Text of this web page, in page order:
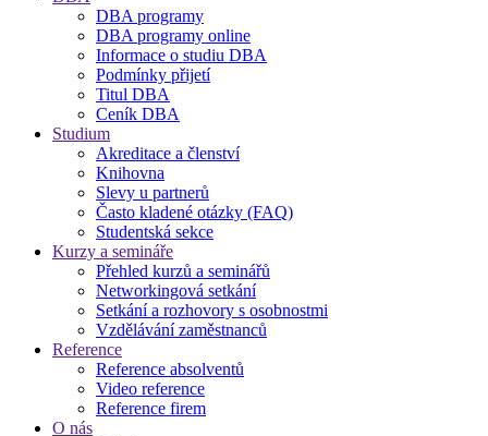
DBA programy
DBA programy online
Informace o studiu DBA
Podmínky přijetí
Titul DBA
Ceník DBA
Studium
Akreditace a členství
Knihovna
Slevy u partnerů
Často kladené otázky (FAQ)
Studentská sekce
Kurzy a semináře
Přehled kurzů a seminářů
Networkingová setkání
Setkání a rozhovory s osobnostmi
Vzdělávání zaměstnanců
Reference
Reference absolventů
Video reference
Reference firem
O nás